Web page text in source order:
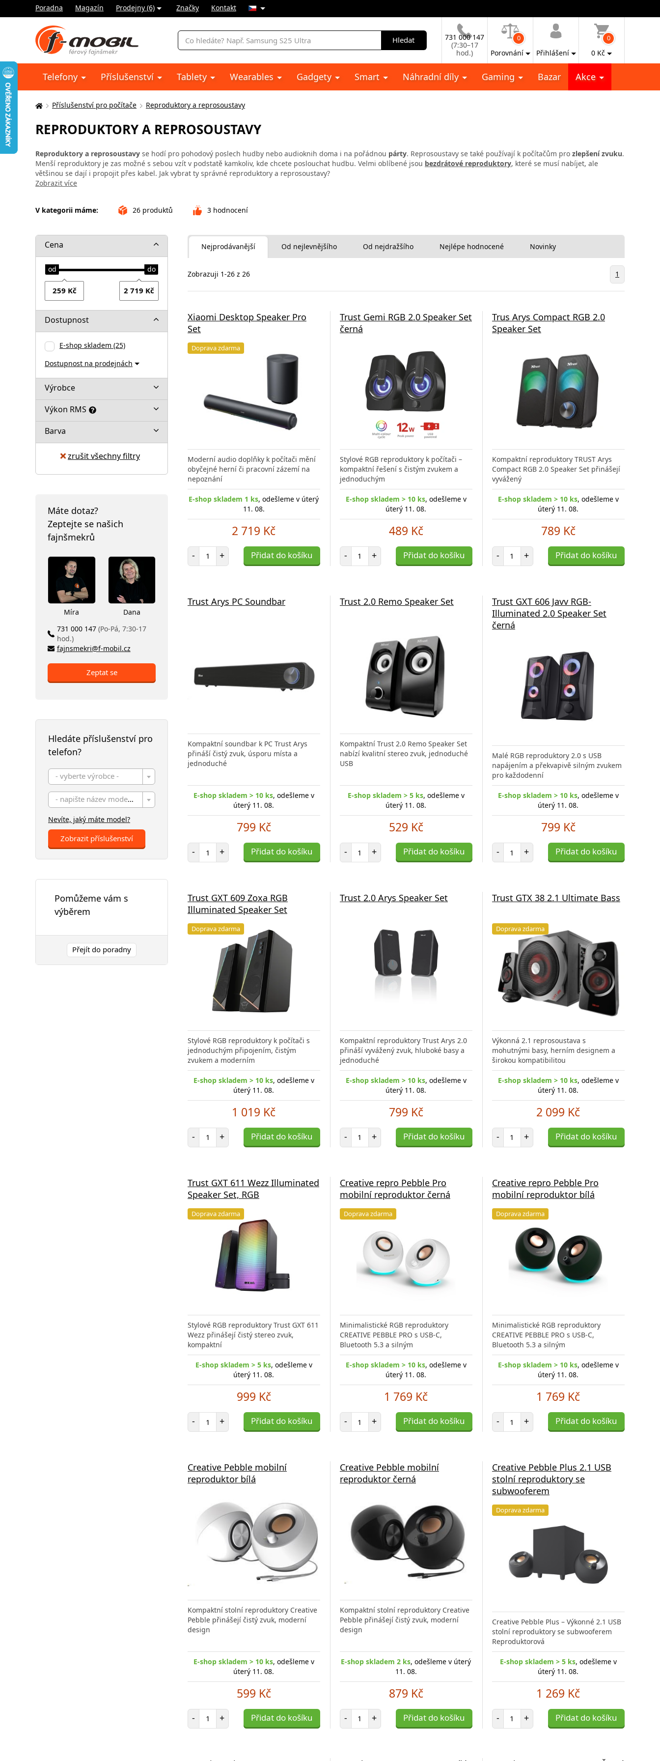
Poradna Magazín Prodejny (6) Značky Kontakt
Vyhledávání
Hledat
731 000 147
(7:30–17
hod.)
0
Porovnání Přihlášení
0
0 Kč
Telefony Příslušenství Tablety Wearables Gadgety Smart Náhradní díly Gaming Bazar Akce
Zde
nacházíte:
Příslušenství pro počítače Reproduktory a reprosoustavy
REPRODUKTORY A REPROSOUSTAVY
Reproduktory a reprosoustavy se hodí pro pohodový poslech hudby nebo audioknih doma i na pořádnou párty. Reprosoustavy se také používají k počítačům pro zlepšení zvuku.
Menší reproduktory je zas možné s sebou vzít v podstatě kamkoliv, kde chcete poslouchat hudbu. Velmi oblíbené jsou bezdrátové reproduktory, které se musí nabíjet, ale
většinou se dají i propojit přes kabel. Jak vybrat ty správné reproduktory a reprosoustavy?
Zobrazit více
V kategorii máme: 26 produktů 3 hodnocení
Cena
Dostupnost
E-shop skladem (25)
Dostupnost na prodejnách
Výrobce
Výkon RMS
Barva
zrušit všechny filtry
Máte dotaz?
Zeptejte se našich
fajnšmekrů
Míra
Dana
731 000 147 (Po-Pá, 7:30-17
hod.)
fajnsmekri@f-mobil.cz
Zeptat se
Hledáte příslušenství pro
telefon?
- vyberte výrobce -
- napište název modelu -
Nevíte, jaký máte model?
Zobrazit příslušenství
Pomůžeme vám s
výběrem
Přejít do poradny
Nejprodávanější Od nejlevnějšího Od nejdražšího Nejlépe hodnocené Novinky
Zobrazuji 1-26 z 26 1
Xiaomi Desktop Speaker Pro
Set
Doprava zdarma
Moderní audio doplňky k počítači mění
obyčejné herní či pracovní zázemí na
nepoznání
E-shop skladem 1 ks, odešleme v úterý
11. 08.
2 719 Kč
- Počet položek
+ Přidat do košíku
Trust Gemi RGB 2.0 Speaker Set
černá
Stylové RGB reproduktory k počítači –
kompaktní řešení s čistým zvukem a
jednoduchým
E-shop skladem > 10 ks, odešleme v
úterý 11. 08.
489 Kč
- Počet položek
+ Přidat do košíku
Trus Arys Compact RGB 2.0
Speaker Set
Kompaktní reproduktory TRUST Arys
Compact RGB 2.0 Speaker Set přinášejí
vyvážený
E-shop skladem > 10 ks, odešleme v
úterý 11. 08.
789 Kč
- Počet položek
+ Přidat do košíku
Trust Arys PC Soundbar
Kompaktní soundbar k PC Trust Arys
přináší čistý zvuk, úsporu místa a
jednoduché
E-shop skladem > 10 ks, odešleme v
úterý 11. 08.
799 Kč
- Počet položek
+ Přidat do košíku
Trust 2.0 Remo Speaker Set
Kompaktní Trust 2.0 Remo Speaker Set
nabízí kvalitní stereo zvuk, jednoduché
USB
E-shop skladem > 5 ks, odešleme v
úterý 11. 08.
529 Kč
- Počet položek
+ Přidat do košíku
Trust GXT 606 Javv RGB-
Illuminated 2.0 Speaker Set
černá
Malé RGB reproduktory 2.0 s USB
napájením a překvapivě silným zvukem
pro každodenní
E-shop skladem > 10 ks, odešleme v
úterý 11. 08.
799 Kč
- Počet položek
+ Přidat do košíku
Trust GXT 609 Zoxa RGB
Illuminated Speaker Set
Doprava zdarma
Stylové RGB reproduktory k počítači s
jednoduchým připojením, čistým
zvukem a moderním
E-shop skladem > 10 ks, odešleme v
úterý 11. 08.
1 019 Kč
- Počet položek
+ Přidat do košíku
Trust 2.0 Arys Speaker Set
Kompaktní reproduktory Trust Arys 2.0
přináší vyvážený zvuk, hluboké basy a
jednoduché
E-shop skladem > 10 ks, odešleme v
úterý 11. 08.
799 Kč
- Počet položek
+ Přidat do košíku
Trust GTX 38 2.1 Ultimate Bass
Doprava zdarma
Výkonná 2.1 reprosoustava s
mohutnými basy, herním designem a
širokou kompatibilitou
E-shop skladem > 10 ks, odešleme v
úterý 11. 08.
2 099 Kč
- Počet položek
+ Přidat do košíku
Trust GXT 611 Wezz Illuminated
Speaker Set, RGB
Doprava zdarma
Stylové RGB reproduktory Trust GXT 611
Wezz přinášejí čistý stereo zvuk,
kompaktní
E-shop skladem > 5 ks, odešleme v
úterý 11. 08.
999 Kč
- Počet položek
+ Přidat do košíku
Creative repro Pebble Pro
mobilní reproduktor černá
Doprava zdarma
Minimalistické RGB reproduktory
CREATIVE PEBBLE PRO s USB-C,
Bluetooth 5.3 a silným
E-shop skladem > 10 ks, odešleme v
úterý 11. 08.
1 769 Kč
- Počet položek
+ Přidat do košíku
Creative repro Pebble Pro
mobilní reproduktor bílá
Doprava zdarma
Minimalistické RGB reproduktory
CREATIVE PEBBLE PRO s USB-C,
Bluetooth 5.3 a silným
E-shop skladem > 10 ks, odešleme v
úterý 11. 08.
1 769 Kč
- Počet položek
+ Přidat do košíku
Creative Pebble mobilní
reproduktor bílá
Kompaktní stolní reproduktory Creative
Pebble přinášejí čistý zvuk, moderní
design
E-shop skladem > 10 ks, odešleme v
úterý 11. 08.
599 Kč
- Počet položek
+ Přidat do košíku
Creative Pebble mobilní
reproduktor černá
Kompaktní stolní reproduktory Creative
Pebble přinášejí čistý zvuk, moderní
design
E-shop skladem 2 ks, odešleme v úterý
11. 08.
879 Kč
- Počet položek
+ Přidat do košíku
Creative Pebble Plus 2.1 USB
stolní reproduktory se
subwooferem
Doprava zdarma
Creative Pebble Plus – Výkonné 2.1 USB
stolní reproduktory se subwooferem
Reproduktorová
E-shop skladem > 5 ks, odešleme v
úterý 11. 08.
1 269 Kč
- Počet položek
+ Přidat do košíku